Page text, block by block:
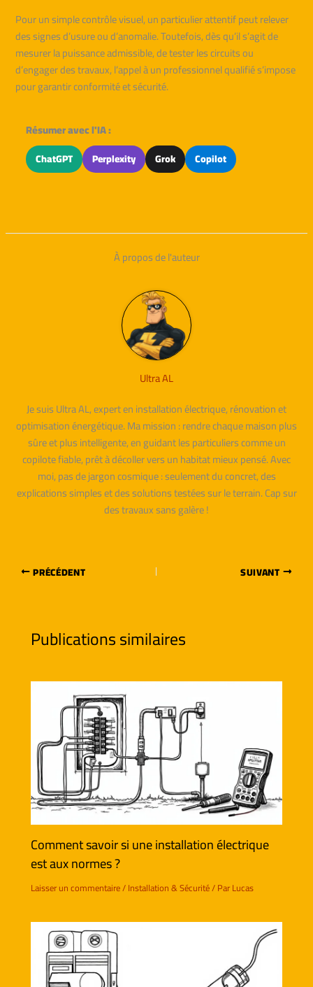
Pour un simple contrôle visuel, un particulier attentif peut relever
des signes d’usure ou d’anomalie. Toutefois, dès qu’il s’agit de
mesurer la puissance admissible, de tester les circuits ou
d’engager des travaux, l’appel à un professionnel qualifié s’impose
pour garantir conformité et sécurité.
Résumer avec l'IA :
ChatGPT Perplexity Grok Copilot
À propos de l'auteur
Ultra AL
Je suis Ultra AL, expert en installation électrique, rénovation et
optimisation énergétique. Ma mission : rendre chaque maison plus
sûre et plus intelligente, en guidant les particuliers comme un
copilote fiable, prêt à décoller vers un habitat mieux pensé. Avec
moi, pas de jargon cosmique : seulement du concret, des
explications simples et des solutions testées sur le terrain. Cap sur
des travaux sans galère !
PRÉCÉDENT SUIVANT
Publications similaires
Comment savoir si une installation électrique
est aux normes ?
Laisser un commentaire/Installation & Sécurité/ ParLucas